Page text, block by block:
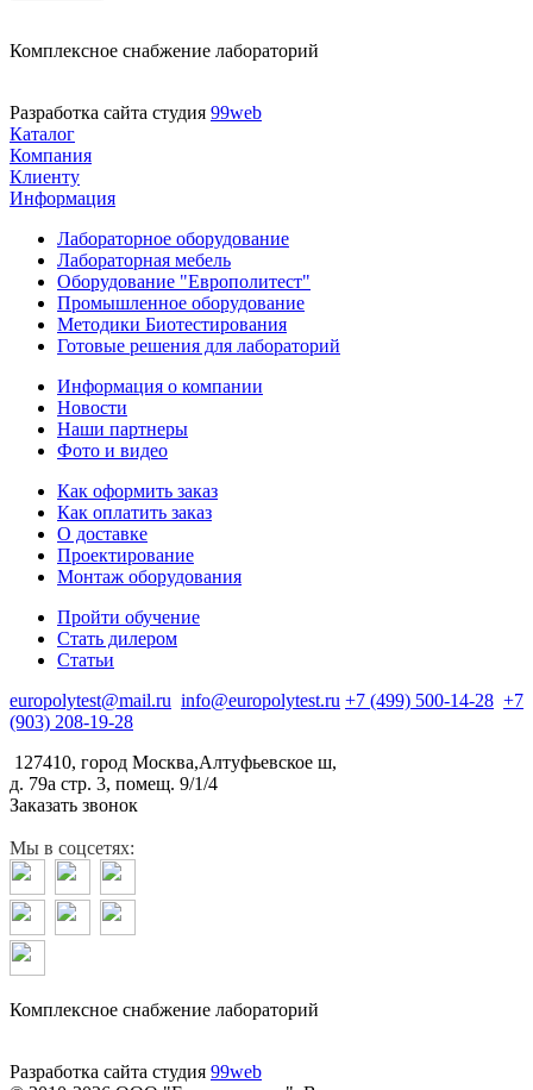
Комплексное снабжение лабораторий
Разработка сайта студия 99web
Каталог
Компания
Клиенту
Информация
Лабораторное оборудование
Лабораторная мебель
Оборудование "Европолитест"
Промышленное оборудование
Методики Биотестирования
Готовые решения для лабораторий
Информация о компании
Новости
Наши партнеры
Фото и видео
Как оформить заказ
Как оплатить заказ
О доставке
Проектирование
Монтаж оборудования
Пройти обучение
Стать дилером
Статьи
europolytest@mail.ru info@europolytest.ru +7 (499) 500-14-28 +7
(903) 208-19-28
127410, город Москва,Алтуфьевское ш,
д. 79а стр. 3, помещ. 9/1/4
Заказать звонок
Мы в соцсетях:
Комплексное снабжение лабораторий
Разработка сайта студия 99web